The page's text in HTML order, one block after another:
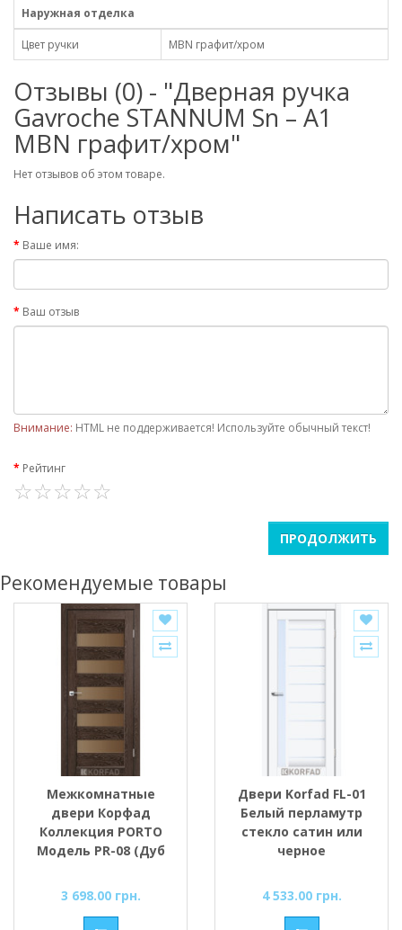
Наружная отделка
Цвет ручки MBN графит/хром
Отзывы (0) - "Дверная ручка
Gavroche STANNUM Sn – A1
MBN графит/хром"
Нет отзывов об этом товаре.
Написать отзыв
Ваше имя:
Ваш отзыв
Внимание: HTML не поддерживается! Используйте обычный текст!
Рейтинг
ПРОДОЛЖИТЬ
Рекомендуемые товары
Межкомнатные
двери Корфад
Коллекция PORTO
Модель PR-08 (Дуб
Бронзовым
стеклом
3 698.00 грн.
Двери Korfad FL-01
Белый перламутр
стекло сатин или
черное
4 533.00 грн.